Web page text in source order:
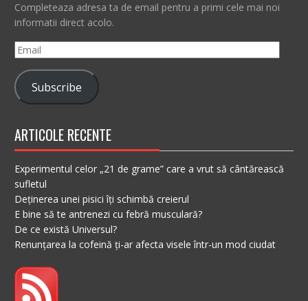
Completeaza adresa ta de email pentru a primi cele mai noi
informatii direct acolo.
Email
Subscribe
ARTICOLE RECENTE
Experimentul celor „21 de grame” care a vrut să cântărească
sufletul
Deținerea unei pisici îți schimbă creierul
E bine să te antrenezi cu febră musculară?
De ce există Universul?
Renunțarea la cofeină ți-ar afecta visele într-un mod ciudat